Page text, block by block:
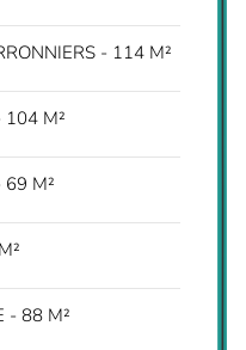
- 114 M²
104 M²
69 M²
- 88 M²